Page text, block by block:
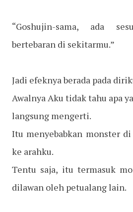
“Goshujin-sama, ada
bertebaran di sekitarmu.”
Jadi efeknya berada pada
Awalnya Aku tidak tahu apa
langsung mengerti.
Itu menyebabkan monster
ke arahku.
Tentu saja, itu termasuk
dilawan oleh petualang lain.